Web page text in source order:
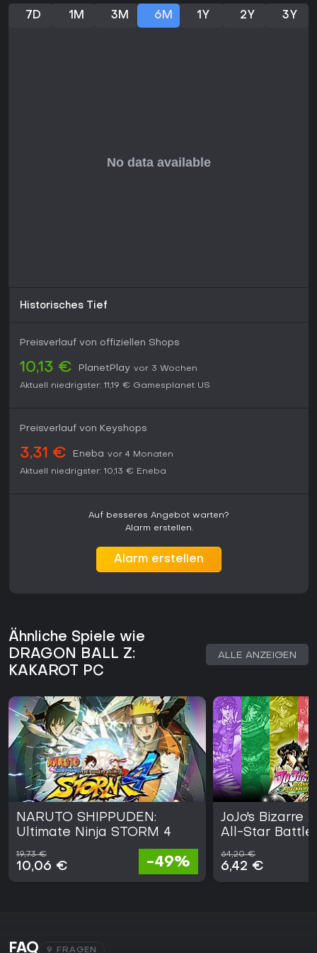
Das Spiel eignet sich perfekt für Dragon Ball Z-Fans, die ein
7D 1M 3M 6M 1Y 2Y 3Y
Historisches Tief
Preisverlauf von offiziellen Shops
10,13 € PlanetPlay vor 3 Wochen
Aktuell niedrigster: 11,19 € Gamesplanet US
Preisverlauf von Keyshops
3,31 € Eneba vor 4 Monaten
Aktuell niedrigster: 10,13 € Eneba
Auf besseres Angebot warten?
Alarm erstellen.
Alarm erstellen
Ähnliche Spiele wie
DRAGON BALL Z:
KAKAROT PC
ALLE ANZEIGEN
NARUTO SHIPPUDEN:
Ultimate Ninja STORM 4
19,73 €
10,06 € -49%
JoJo's Bizarre
All-Star Battle
64,20 €
6,42 €
FAQ 9 FRAGEN